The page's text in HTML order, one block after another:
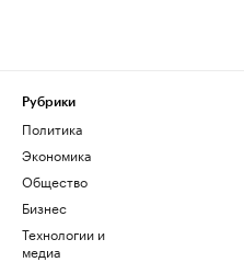
Рубрики
Политика
Экономика
Общество
Бизнес
Технологии и
медиа